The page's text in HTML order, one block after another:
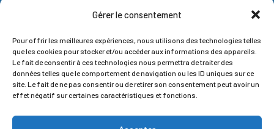
Gérer le consentement
Pour offrir les meilleures expériences, nous utilisons des technologies telles
que les cookies pour stocker et/ou accéder aux informations des appareils.
Le fait de consentir à ces technologies nous permettra de traiter des
données telles que le comportement de navigation ou les ID uniques sur ce
site. Le fait de ne pas consentir ou de retirer son consentement peut avoir un
effet négatif sur certaines caractéristiques et fonctions.
Outils
Contact